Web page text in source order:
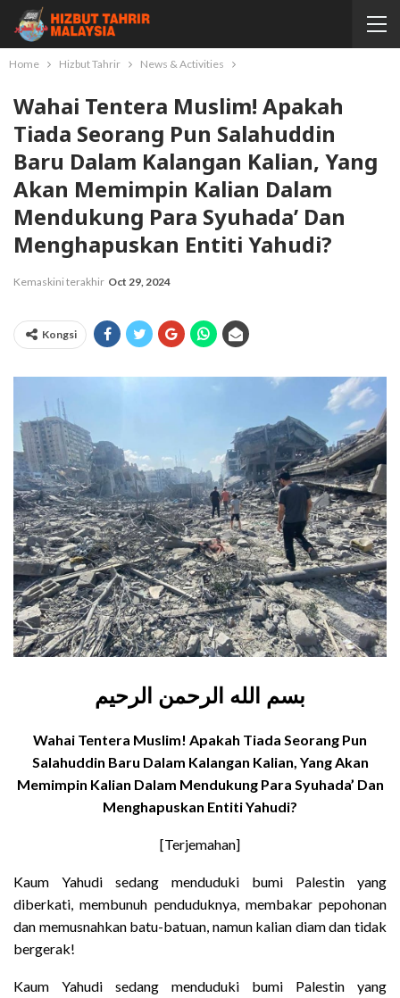
Home Hizbut Tahrir News & Activities
Wahai Tentera Muslim! Apakah
Tiada Seorang Pun Salahuddin
Baru Dalam Kalangan Kalian, Yang
Akan Memimpin Kalian Dalam
Mendukung Para Syuhada’ Dan
Menghapuskan Entiti Yahudi?
Kemaskini terakhir Oct 29, 2024
Kongsi
بسم الله الرحمن الرحيم
Wahai Tentera Muslim! Apakah Tiada Seorang Pun
Salahuddin Baru Dalam Kalangan Kalian, Yang Akan
Memimpin Kalian Dalam Mendukung Para Syuhada’ Dan
Menghapuskan Entiti Yahudi?
[Terjemahan]
Kaum Yahudi sedang menduduki bumi Palestin yang
diberkati, membunuh penduduknya, membakar pepohonan
dan memusnahkan batu-batuan, namun kalian diam dan tidak
bergerak!
Kaum Yahudi sedang menduduki bumi Palestin yang